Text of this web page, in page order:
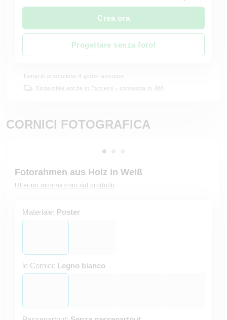
Crea ora
Progettare senza foto!
Tempi di produzione 4 giorni lavorativi
Disponibile anche in Express - consegna in 48H
CORNICI FOTOGRAFICA
Fotorahmen aus Holz in Weiß
Ulteriori informazioni sul prodotto
Materiale: Poster
le Cornici: Legno bianco